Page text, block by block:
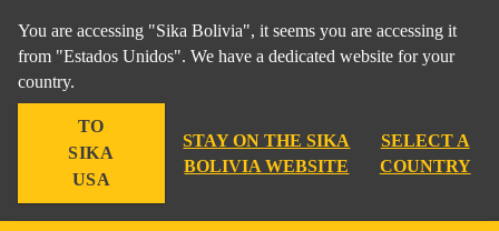
You are accessing "Sika Bolivia", it seems you are accessing it
from "Estados Unidos". We have a dedicated website for your
country.
TO
SIKA
USA
STAY ON THE SIKA
BOLIVIA WEBSITE
SELECT A
COUNTRY